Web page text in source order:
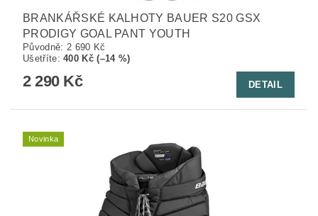
BRANKÁŘSKÉ KALHOTY BAUER S20 GSX
PRODIGY GOAL PANT YOUTH
Původně: 2 690 Kč
Ušetříte:400 Kč (–14 %)
2 290 Kč DETAIL
Novinka